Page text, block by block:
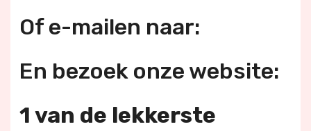
Of e-mailen naar:
En bezoek onze website:
1 van de lekkerste